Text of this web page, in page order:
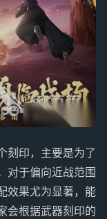
刻印，主要是为了
对于偏向近战范围
效果尤为显著，能
会根据武器刻印的